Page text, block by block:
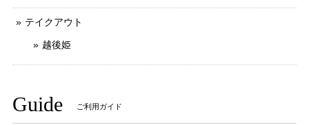
テイクアウト
越後姫
Guide ご利用ガイド